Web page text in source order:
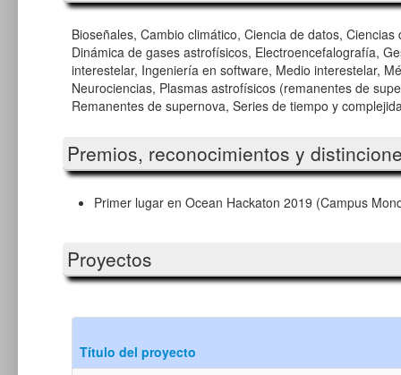
Bioseñales, Cambio climático, Ciencia de datos,
Dinámica de gases astrofísicos, Electroencefalografía,
interestelar, Ingeniería en software, Medio interestelar,
Neurociencias, Plasmas astrofísicos (remanentes de
Remanentes de supernova, Series de tiempo y
Premios, reconocimientos y
Primer lugar en Ocean Hackaton 2019 (Campus
Proyectos
Título del proyecto